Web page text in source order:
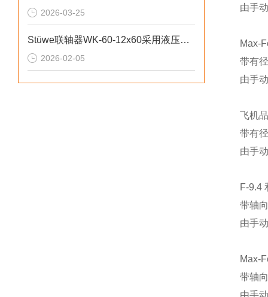
2026-03-25
Stüwe联轴器WK-60-12x60采用液压胀紧无键锁紧技术
2026-02-05
由手
Max-
带有
由手
飞机
带有
由手
F-9.4
带轴
由手
Max-
带轴
由手